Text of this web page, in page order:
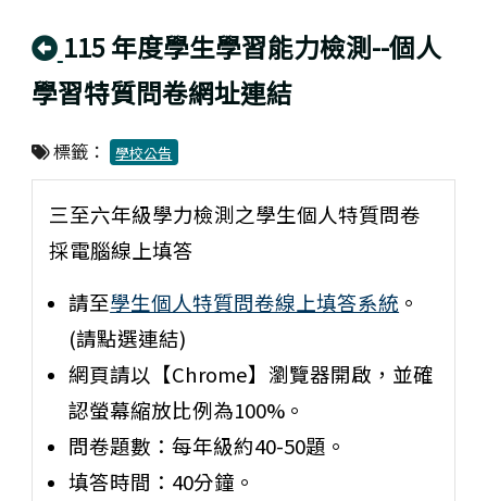
回上頁
115 年度學生學習能力檢測--個人
學習特質問卷網址連結
標籤： 學校公告
三至六年級學力檢測之學生個人特質問卷
採電腦線上填答
請至學生個人特質問卷線上填答系統 。
(請點選連結)
網頁請以【Chrome】瀏覽器開啟，並確
認螢幕縮放比例為100%。
問卷題數：每年級約40-50題。
填答時間：40分鐘。